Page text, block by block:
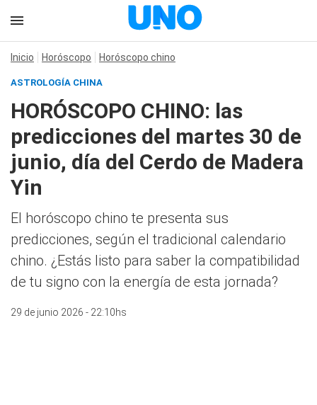
Inicio Horóscopo Horóscopo chino
ASTROLOGÍA CHINA
HORÓSCOPO CHINO: las
predicciones del martes 30 de
junio, día del Cerdo de Madera
Yin
El horóscopo chino te presenta sus
predicciones, según el tradicional calendario
chino. ¿Estás listo para saber la compatibilidad
de tu signo con la energía de esta jornada?
29 de junio 2026 - 22:10hs